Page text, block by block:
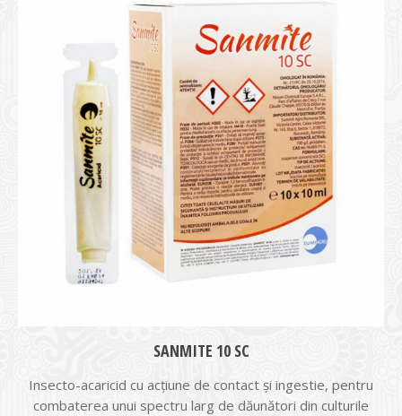
SANMITE 10 SC
Insecto-acaricid cu acţiune de contact şi ingestie, pentru
combaterea unui spectru larg de dăunători din culturile